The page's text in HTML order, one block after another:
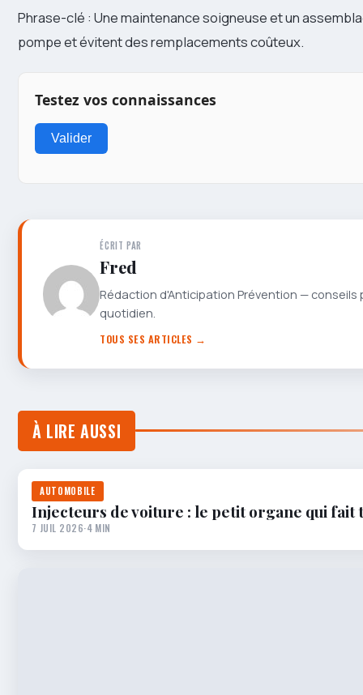
Phrase-clé : Une maintenance soigneuse et un
pompe et évitent des remplacements coûteux.
Testez vos connaissances
Valider
ÉCRIT PAR
Fred
Rédaction d'Anticipation Prévention —
quotidien.
TOUS SES ARTICLES →
À LIRE AUSSI
AUTOMOBILE
Injecteurs de voiture : le petit organe qui fait
7 JUIL 2026·4 MIN